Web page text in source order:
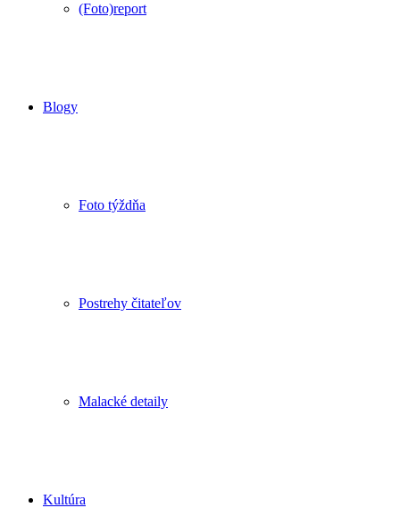
(Foto)report
Blogy
Foto týždňa
Postrehy čitateľov
Malacké detaily
Kultúra